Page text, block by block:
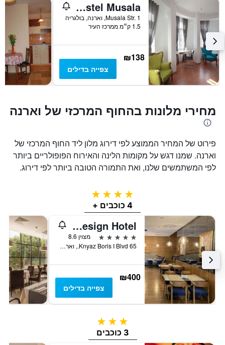
Hostel Musala
Musala Str. 1, וארנה, בולגריה
1.5 ק״מ ממרכז העיר
₪138
צפייה בדילים
מחירי מלונות בהחוף המרכזי של וארנה
פירוט של המחיר הממוצע לפי דירוג מלון ליד החוף המרכזי של
וארנה. שמנו דגש על מקומות הלינה והאירוח הפופולריים ביותר
לפי המשתמשים שלנו, ואת התמורה הטובה ביותר לפי דירוג.
4 כוכבים
4 כוכבים +
Graffit Gallery Design Hotel
5 כוכבים
מצוין 8.6
65 Knyaz Boris I Blvd., וארנה, בולגריה
₪400
צפייה בדילים
3 כוכבים
3 כוכבים